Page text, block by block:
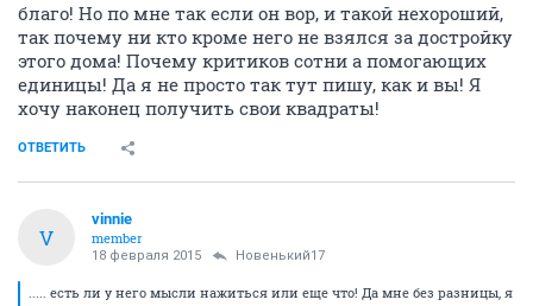
благо! Но по мне так если он вор, и такой нехороший,
так почему ни кто кроме него не взялся за достройку
этого дома! Почему критиков сотни а помогающих
единицы! Да я не просто так тут пишу, как и вы! Я
хочу наконец получить свои квадраты!
ОТВЕТИТЬ
V
vinnie
member
18 февраля 2015 Новенький17
..... есть ли у него мысли нажиться или еще что! Да мне без разницы, я